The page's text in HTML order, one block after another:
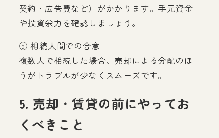
契約・広告費など）がかかります。手元資金
や投資余力を確認しましょう。
⑤ 相続人間での合意
複数人で相続した場合、売却による分配のほ
うがトラブルが少なくスムーズです。
5. 売却・賃貸の前にやってお
くべきこと